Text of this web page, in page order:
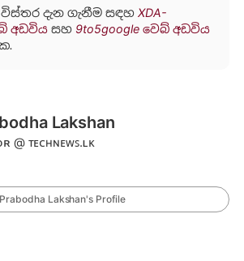
දැන ගැනීම සඳහ XDA-
අඩවියසහ 9to5google වෙබ් අඩවිය
Lakshan
@ ᴛᴇᴄʜɴᴇᴡꜱ.ʟᴋ
Prabodha Lakshan's Profile